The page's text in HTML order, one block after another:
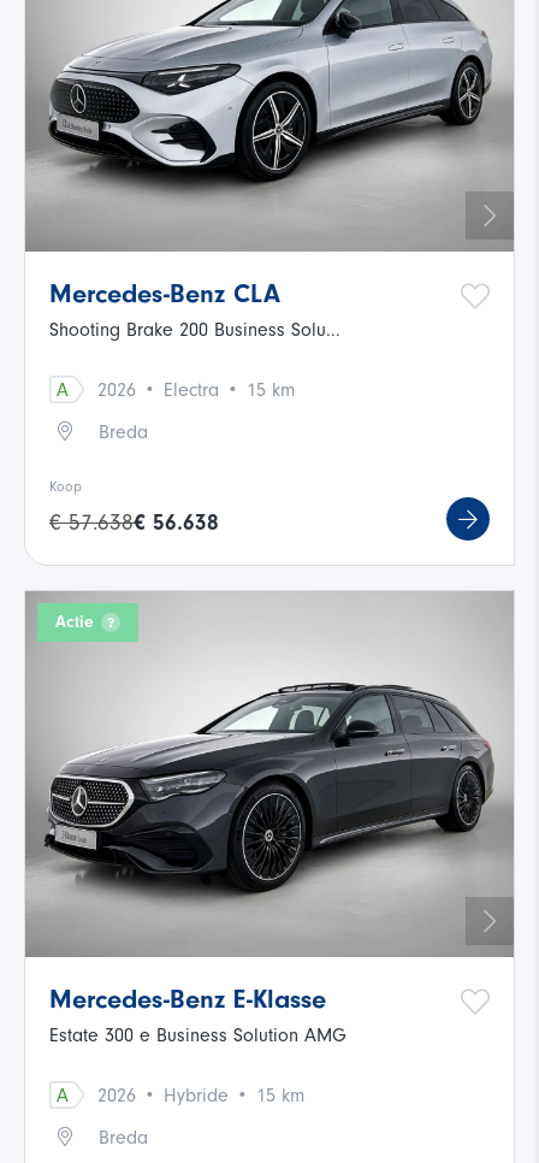
Mercedes-Benz CLA
Shooting Brake 200 Business Solu...
A 2026 · Electra ·
15 km
Breda
Koop
€ 57.638€ 56.638
Actie
Mercedes-Benz E-Klasse
Estate 300 e Business Solution AMG
A 2026 · Hybride ·
15 km
Breda